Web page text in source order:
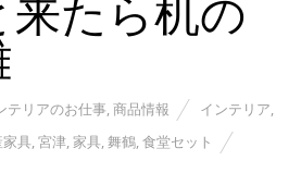
テリアのお仕事,商品情報 インテリア,
家具,宮津,家具,舞鶴,食堂セット